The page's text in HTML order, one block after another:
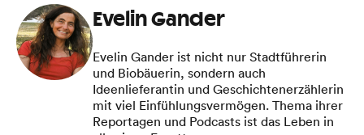
Evelin Gander
Evelin Gander ist nicht nur Stadtführerin
und Biobäuerin, sondern auch
Ideenlieferantin und Geschichtenerzählerin
mit viel Einfühlungsvermögen. Thema ihrer
Reportagen und Podcasts ist das Leben in